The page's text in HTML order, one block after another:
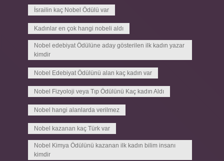
İsrailin kaç Nobel Ödülü var
Kadınlar en çok hangi nobeli aldı
Nobel edebiyat Ödülüne aday gösterilen ilk kadın yazar
kimdir
Nobel Edebiyat Ödülünü alan kaç kadın var
Nobel Fizyoloji veya Tıp Ödülünü Kaç kadın Aldı
Nobel hangi alanlarda verilmez
Nobel kazanan kaç Türk var
Nobel Kimya Ödülünü kazanan ilk kadın bilim insanı
kimdir